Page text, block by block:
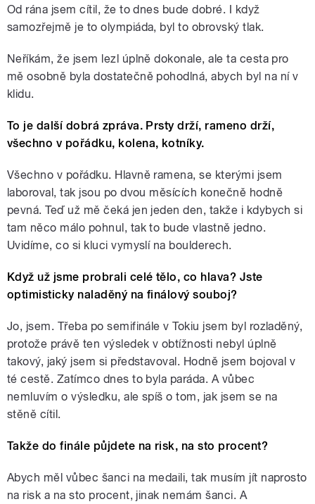
Od rána jsem cítil, že to dnes bude dobré. I když
samozřejmě je to olympiáda, byl to obrovský tlak.
Neříkám, že jsem lezl úplně dokonale, ale ta cesta pro
mě osobně byla dostatečně pohodlná, abych byl na ní v
klidu.
To je další dobrá zpráva. Prsty drží, rameno drží,
všechno v pořádku, kolena, kotníky.
Všechno v pořádku. Hlavně ramena, se kterými jsem
laboroval, tak jsou po dvou měsících konečně hodně
pevná. Teď už mě čeká jen jeden den, takže i kdybych si
tam něco málo pohnul, tak to bude vlastně jedno.
Uvidíme, co si kluci vymyslí na boulderech.
Když už jsme probrali celé tělo, co hlava? Jste
optimisticky naladěný na finálový souboj?
Jo, jsem. Třeba po semifinále v Tokiu jsem byl rozladěný,
protože právě ten výsledek v obtížnosti nebyl úplně
takový, jaký jsem si představoval. Hodně jsem bojoval v
té cestě. Zatímco dnes to byla paráda. A vůbec
nemluvím o výsledku, ale spíš o tom, jak jsem se na
stěně cítil.
Takže do finále půjdete na risk, na sto procent?
Abych měl vůbec šanci na medaili, tak musím jít naprosto
na risk a na sto procent, jinak nemám šanci. A